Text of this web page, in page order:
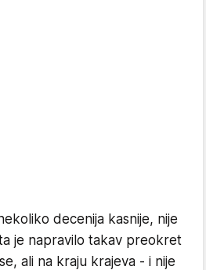
decenija kasnije, nije
je napravilo takav preokret
ali na kraju krajeva - i nije